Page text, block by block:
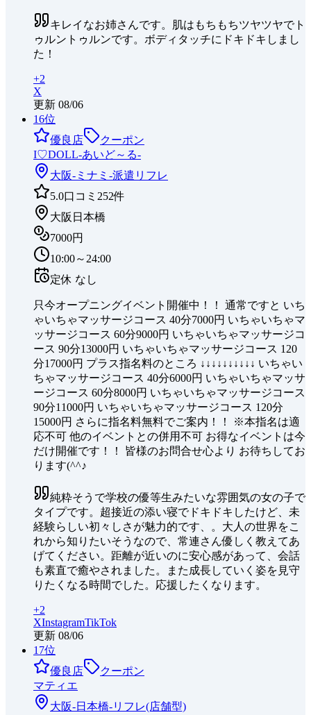
キレイなお姉さんです。肌はもちもちツヤツヤでト
ゥルントゥルンです。ボディタッチにドキドキしまし
た！
+2
X
更新 08/06
16位
優良店
クーポン
I♡DOLL-あいど～る-
大阪-ミナミ-派遣リフレ
5.0口コミ 252件
大阪日本橋
7000円
10:00～24:00
定休 なし
只今オープニングイベント開催中！！ 通常ですと いち
ゃいちゃマッサージコース 40分7000円 いちゃいちゃマ
ッサージコース 60分9000円 いちゃいちゃマッサージコ
ース 90分13000円 いちゃいちゃマッサージコース 120
分17000円 プラス指名料のところ ↓↓↓↓↓↓↓↓↓↓ いちゃい
ちゃマッサージコース 40分6000円 いちゃいちゃマッサ
ージコース 60分8000円 いちゃいちゃマッサージコース
90分11000円 いちゃいちゃマッサージコース 120分
15000円 さらに指名料無料でご案内！！ ※本指名は適
応不可 他のイベントとの併用不可 お得なイベントは今
だけ開催です！！ 皆様のお問合せ心より お待ちしてお
ります(^^♪
純粋そうで学校の優等生みたいな雰囲気の女の子で
タイプです。超接近の添い寝でドキドキしたけど、未
経験らしい初々しさが魅力的です、。大人の世界をこ
れから知りたいそうなので、常連さん優しく教えてあ
げてください。距離が近いのに安心感があって、会話
も素直で癒やされました。また成長していく姿を見守
りたくなる時間でした。応援したくなります。
+2
XInstagramTikTok
更新 08/06
17位
優良店
クーポン
マティエ
大阪-日本橋-リフレ(店舗型)